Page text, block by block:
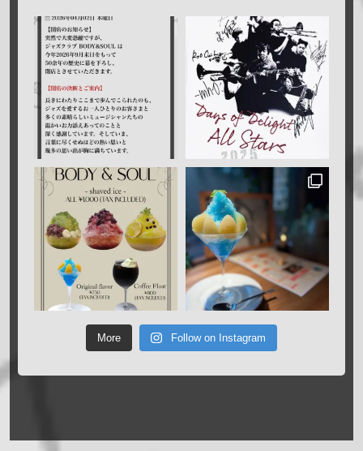
More Follow on Instagram